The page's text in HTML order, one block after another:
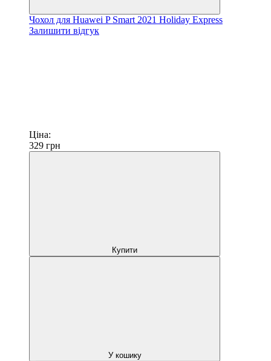
Чохол для Huawei P Smart 2021 Holiday Express
Залишити відгук
Ціна:
329 грн
Купити
У кошику